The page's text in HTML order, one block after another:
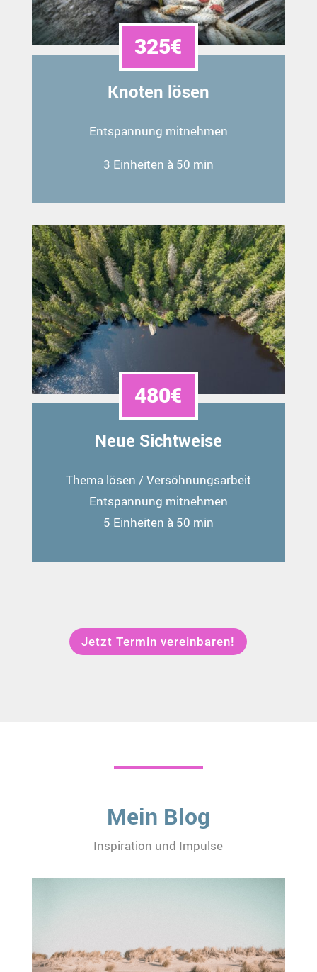
325€
Knoten lösen
Entspannung mitnehmen
3 Einheiten à 50 min
480€
Neue Sichtweise
Thema lösen / Versöhnungsarbeit
Entspannung mitnehmen
5 Einheiten à 50 min
Jetzt Termin vereinbaren!
Mein Blog
Inspiration und Impulse